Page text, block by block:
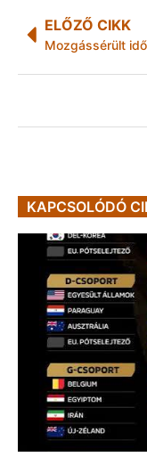
ELŐZŐ CIKK
KAPCSOLÓDÓ